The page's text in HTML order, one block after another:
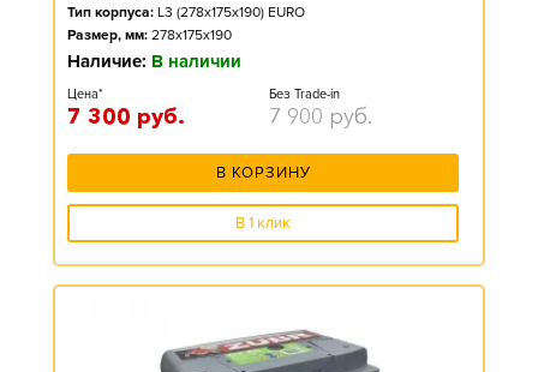
Тип корпуса: L3 (278x175x190) EURO
Размер, мм: 278x175x190
Наличие: В наличии
Цена*
7 300 руб.
Без Trade-in
7 900 руб.
В КОРЗИНУ
В 1 клик